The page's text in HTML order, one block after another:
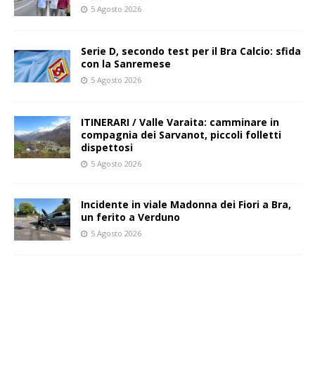
5 Agosto 2026
Serie D, secondo test per il Bra Calcio: sfida
con la Sanremese
5 Agosto 2026
ITINERARI / Valle Varaita: camminare in
compagnia dei Sarvanot, piccoli folletti
dispettosi
5 Agosto 2026
Incidente in viale Madonna dei Fiori a Bra,
un ferito a Verduno
5 Agosto 2026